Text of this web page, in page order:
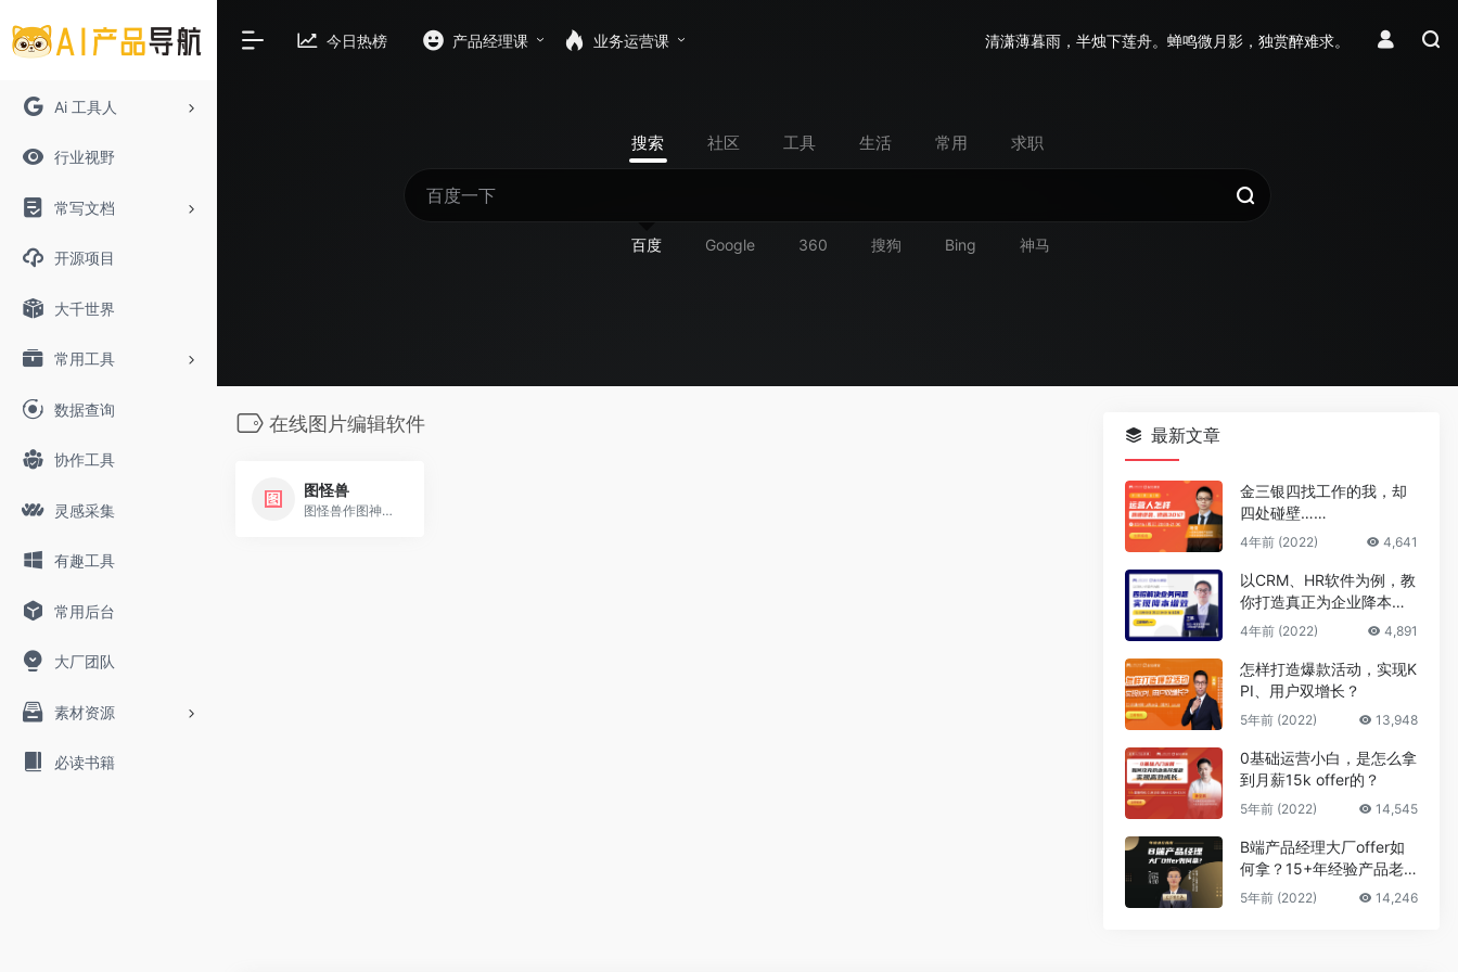
Ai 工具人
行业视野
常写文档
开源项目
大千世界
常用工具
数据查询
协作工具
灵感采集
有趣工具
常用后台
大厂团队
素材资源
必读书籍
今日热榜 产品经理课 业务运营课 清潇薄暮雨，半烛下莲舟。蝉鸣微月影，独赏醉难求。
搜索 社区 工具 生活 常用 求职
百度 Google 360 搜狗 Bing 神马
在线图片编辑软件
图怪兽
图怪兽作图神器,是一个在线ps图片编辑器,它相当于ps精简版软件,可提供微信编辑器功能,在线ps照片处理,拼图,图片制作,在线设计,平面设计,海报设计,在线图片处理等功能。图怪兽作图不求人处理简单易用,这款在线图片编辑软件让设计海报模板图片更轻松,帮助企业视觉营销投入成本更低。
最新文章
金三银四找工作的我，却
四处碰壁……
4年前 (2022) 4,641
以CRM、HR软件为例，教
你打造真正为企业降本增
效的B端产品
4年前 (2022) 4,891
怎样打造爆款活动，实现K
PI、用户双增长？
5年前 (2022) 13,948
0基础运营小白，是怎么拿
到月薪15k offer的？
5年前 (2022) 14,545
B端产品经理大厂offer如
何拿？15+年经验产品老
司机告诉你答案
5年前 (2022) 14,246